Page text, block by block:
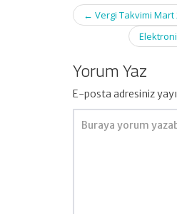
Post
navigation
← Vergi Takvimi Mart
Yorum Yaz
E-posta adresiniz